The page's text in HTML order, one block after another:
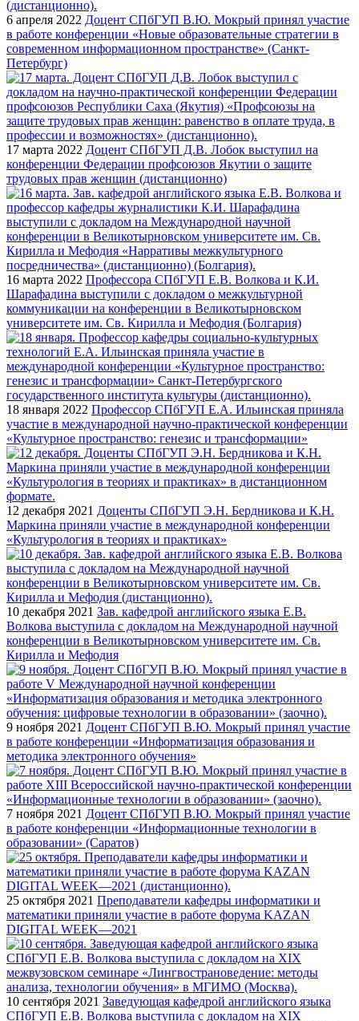
6 апреля 2022 Доцент СПбГУП В.Ю. Мокрый принял участие
в работе конференции «Новые образовательные стратегии в
современном информационном пространстве» (Санкт-
Петербург)
17 марта 2022 Доцент СПбГУП Д.В. Лобок выступил на
конференции Федерации профсоюзов Якутии о защите
трудовых прав женщин (дистанционно)
16 марта 2022 Профессора СПбГУП Е.В. Волкова и К.И.
Шарафадина выступили с докладом о межкультурной
коммуникации на конференции в Великотырновском
университете им. Св. Кирилла и Мефодия (Болгария)
18 января 2022 Профессор СПбГУП Е.А. Ильинская приняла
участие в международной научно-практической конференции
«Культурное пространство: генезис и трансформации»
12 декабря 2021 Доценты СПбГУП Э.Н. Бердникова и К.Н.
Маркина приняли участие в международной конференции
«Культурология в теориях и практиках»
10 декабря 2021 Зав. кафедрой английского языка Е.В.
Волкова выступила с докладом на Международной научной
конференции в Великотырновском университете им. Св.
Кирилла и Мефодия
9 ноября 2021 Доцент СПбГУП В.Ю. Мокрый принял участие
в работе конференции «Информатизация образования и
методика электронного обучения»
7 ноября 2021 Доцент СПбГУП В.Ю. Мокрый принял участие
в работе конференции «Информационные технологии в
образовании» (Саратов)
25 октября 2021 Преподаватели кафедры информатики и
математики приняли участие в работе форума KAZAN
DIGITAL WEEK—2021
10 сентября 2021 Заведующая кафедрой английского языка
СПбГУП Е.В. Волкова выступила с докладом на XIX